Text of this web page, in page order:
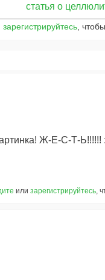
статья о
зарегистрируйтесь ,
Ж-Е-С-Т-Ь!!!!!!
или зарегистрируйтесь,